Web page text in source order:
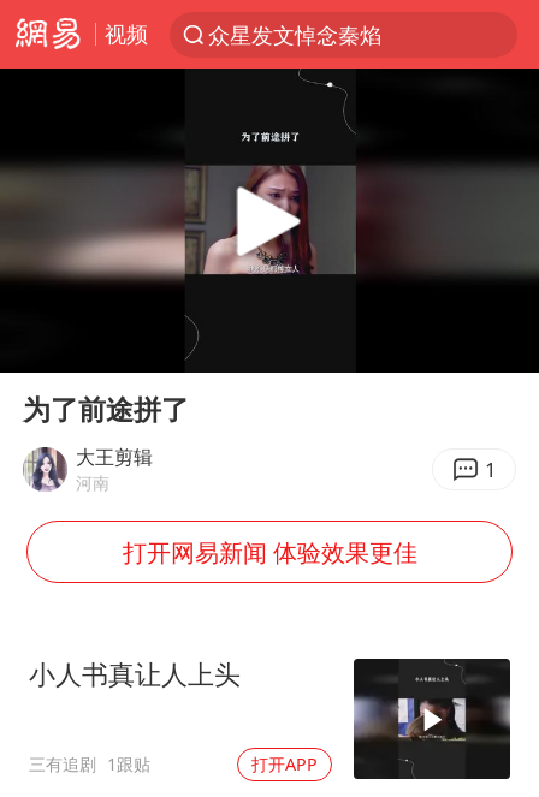
视频
众星发文悼念秦焰
新能源汽车产业链提速
大连一起飞航班因乘客可乐爆瓶折返
费大厨不自称“大王”了
部分银行上调存款利率
白海豚突然大拐弯 走出罕见路线
朱一龙的鼻子怎么了
成都多趟列车临时停运
Play
为了前途拼了
大王剪辑
河南 1
打开网易新闻 体验效果更佳
小人书真让人上头
三有追剧 1跟贴 打开APP